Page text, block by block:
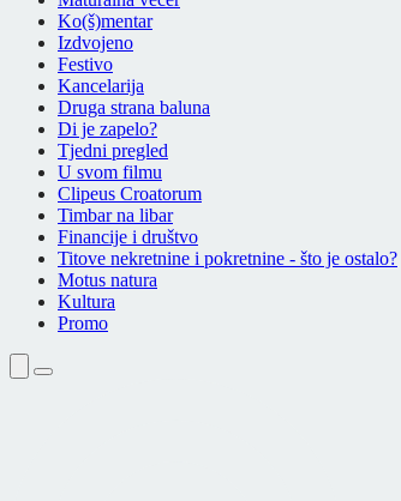
Ko(š)mentar
Izdvojeno
Festivo
Kancelarija
Druga strana baluna
Di je zapelo?
Tjedni pregled
U svom filmu
Clipeus Croatorum
Timbar na libar
Financije i društvo
Titove nekretnine i pokretnine - što je ostalo?
Motus natura
Kultura
Promo